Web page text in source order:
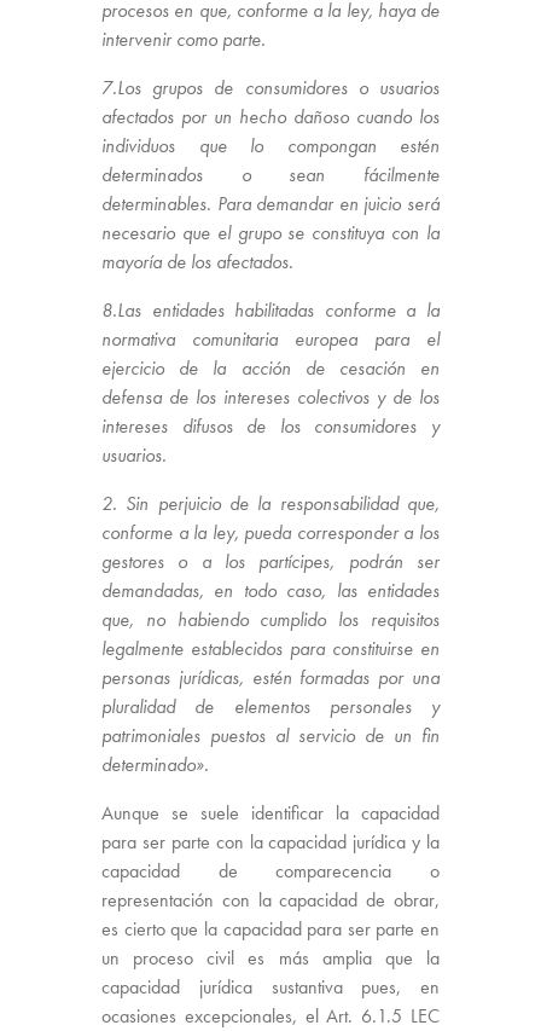
procesos en que, conforme a la ley, haya de
intervenir como parte.
7.Los grupos de consumidores o usuarios
afectados por un hecho dañoso cuando los
individuos que lo compongan estén
determinados o sean fácilmente
determinables. Para demandar en juicio será
necesario que el grupo se constituya con la
mayoría de los afectados.
8.Las entidades habilitadas conforme a la
normativa comunitaria europea para el
ejercicio de la acción de cesación en
defensa de los intereses colectivos y de los
intereses difusos de los consumidores y
usuarios.
2. Sin perjuicio de la responsabilidad que,
conforme a la ley, pueda corresponder a los
gestores o a los partícipes, podrán ser
demandadas, en todo caso, las entidades
que, no habiendo cumplido los requisitos
legalmente establecidos para constituirse en
personas jurídicas, estén formadas por una
pluralidad de elementos personales y
patrimoniales puestos al servicio de un fin
determinado».
Aunque se suele identificar la capacidad
para ser parte con la capacidad jurídica y la
capacidad de comparecencia o
representación con la capacidad de obrar,
es cierto que la capacidad para ser parte en
un proceso civil es más amplia que la
capacidad jurídica sustantiva pues, en
ocasiones excepcionales, el Art. 6.1.5 LEC